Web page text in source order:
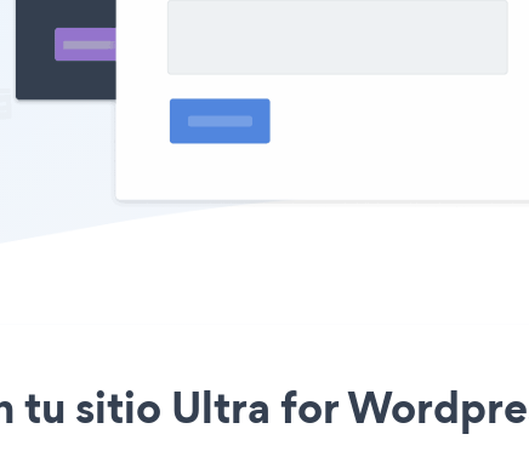
sitio Ultra for